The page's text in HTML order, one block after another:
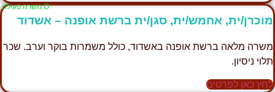
Ο משרה פעילה
מוכרן/ית, אחמש/ית, סגן/ית ברשת אופנה – אשדוד
משרה מלאה ברשת אופנה באשדוד, כולל משמרות בוקר וערב. שכר
תלוי ניסיון.
לחץ כאן לפרטים